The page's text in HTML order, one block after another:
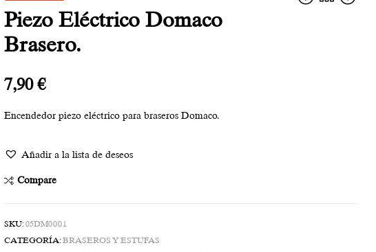
Piezo Eléctrico Domaco
Brasero.
7,90€
Encendedor piezo eléctrico para braseros Domaco.
Añadir a la lista de deseos
Compare
SKU:05DM0001
CATEGORÍA:BRASEROS Y ESTUFAS